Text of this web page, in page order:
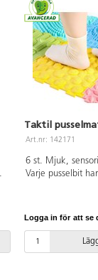
Taktil
Art.nr: 142171
6 st. Mjuk,
Varje pusselbit
Logga in för att se